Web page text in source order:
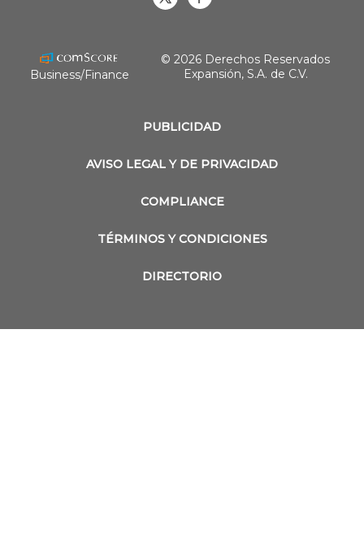
PUBLICIDAD
AVISO LEGAL Y DE PRIVACIDAD
COMPLIANCE
TÉRMINOS Y CONDICIONES
DIRECTORIO
Business/Finance
© 2026 Derechos Reservados
Expansión, S.A. de C.V.